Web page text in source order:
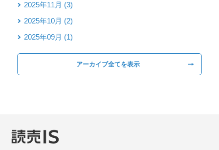
2025年11月 (3)
2025年10月 (2)
2025年09月 (1)
アーカイブ全てを表示